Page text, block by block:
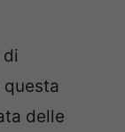
delle